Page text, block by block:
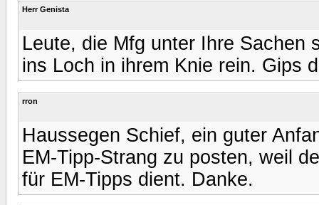
Herr Genista
Leute, die Mfg unter Ihre Sachen
ins Loch in ihrem Knie rein. Gips
rron
Haussegen Schief, ein guter
EM-Tipp-Strang zu posten, weil
für EM-Tipps dient. Danke.